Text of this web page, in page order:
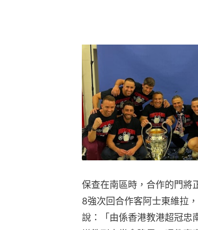
保查在南區時，合作的門將
8強次回合作客阿士東維拉
說：「由係香港教港超冠忠